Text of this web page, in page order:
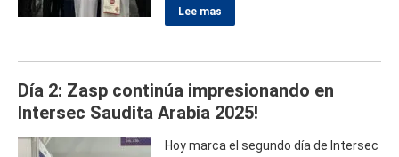
nuestras innovadoras soluciones de
que puede esperar en este
emocionante día pasado! Celebrando
innovaciones en seguridad mientras
envolvemos este increíble evento,
Lee mas
Día 2: Zasp continúa impresionando en
Intersec Saudita Arabia 2025!
Hoy marca el segundo día de Intersec